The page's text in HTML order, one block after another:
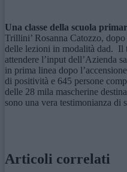
Una classe della scuola
Trillini’ Rosanna Catozzo,
delle lezioni in modalità dad. Il
attendere l’input dell’Azienda
in prima linea dopo
di positività e 645 persone
delle 28 mila mascherine
sono una vera testimonianza di
Articoli correlati